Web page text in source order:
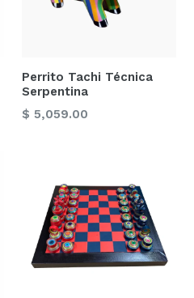
Perrito Tachi Técnica
Serpentina
Precio
$ 5,059.00